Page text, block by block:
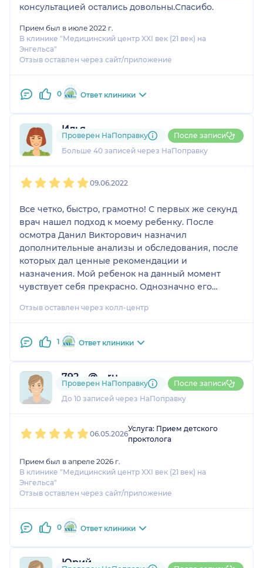
консультацией остались довольны.Спасибо.
Прием был в июле 2022 г.
В клинике "Медицинский центр XXI век (21 век) на
Энгельса"
Отзыв оставлен через сайт/приложение
0 Ответ клиники
Илья
11 отзывов
Больше 40 записей через НаПоправку
Проверен НаПоправку После записи
09.06.2022
Все четко, быстро, грамотно! С первых же секунд
врач нашел подход к моему ребенку. После
осмотра Данил Викторович назначил
дополнительные анализы и обследования, после
которых дал ценные рекомендации и
назначения. Мой ребенок на данный момент
чувствует себя прекрасно. Однозначно его
ней положительные отзывы.
Отзыв оставлен через колл-центр
1 Ответ клиники
792....@....ru
1 оценка
До 10 записей через НаПоправку
Проверен НаПоправку После записи
06.05.2026
Услуга: Прием детского
проктолога
Прием был в апреле 2026 г.
В клинике "Медицинский центр XXI век (21 век) на
Энгельса"
Отзыв оставлен через сайт/приложение
0 Ответ клиники
Юрий